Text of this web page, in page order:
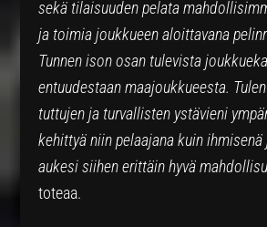
sekä tilaisuuden pelata
ja toimia joukkueen aloittavana
Tunnen ison osan tulevista
entuudestaan maajoukkueesta.
tuttujen ja turvallisten ystävieni
kehittyä niin pelaajana kuin
aukesi siihen erittäin hyvä
toteaa.